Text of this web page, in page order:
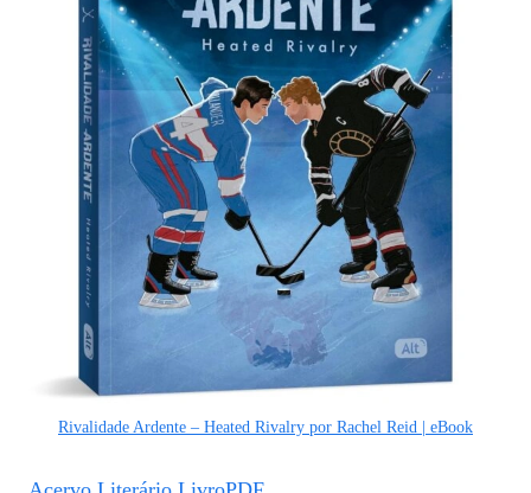
Rivalidade Ardente – Heated Rivalry por Rachel Reid | eBook